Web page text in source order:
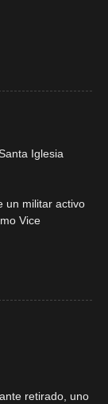
Iglesia
un militar activo
Vice
retirado, uno